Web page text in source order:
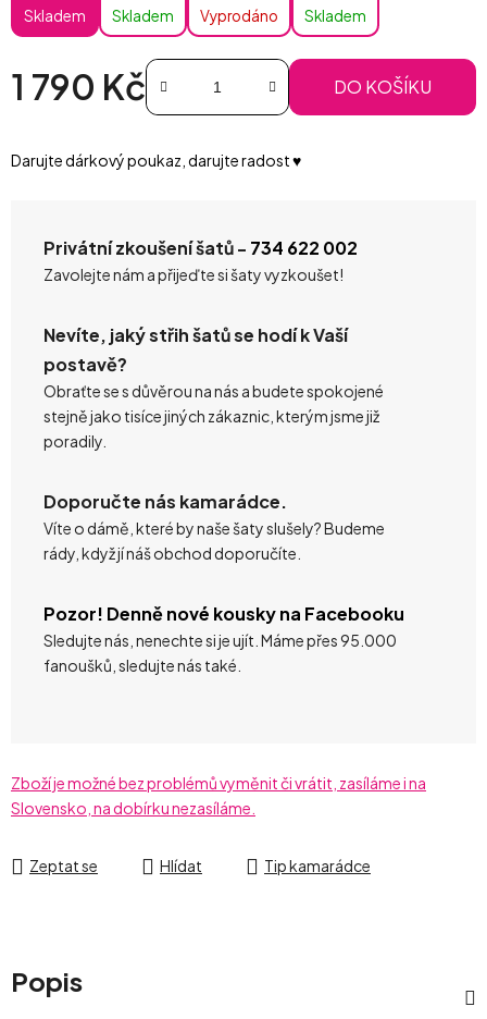
Skladem Skladem Vyprodáno Skladem
1 790 Kč DO KOŠÍKU
Darujte dárkový poukaz, darujte radost ♥️
Privátní zkoušení šatů - 734 622 002
Zavolejte nám a přijeďte si šaty vyzkoušet!
Nevíte, jaký střih šatů se hodí k Vaší
postavě?
Obraťte se s důvěrou na nás a budete spokojené
stejně jako tisíce jiných zákaznic, kterým jsme již
poradily.
Doporučte nás kamarádce.
Víte o dámě, které by naše šaty slušely? Budeme
rády, když jí náš obchod doporučíte.
Pozor! Denně nové kousky na Facebooku
Sledujte nás, nenechte si je ujít. Máme přes 95.000
fanoušků, sledujte nás také.
Zboží je možné bez problémů vyměnit či vrátit, zasíláme i na
Slovensko, na dobírku nezasíláme.
Zeptat se Hlídat Tip kamarádce
Popis